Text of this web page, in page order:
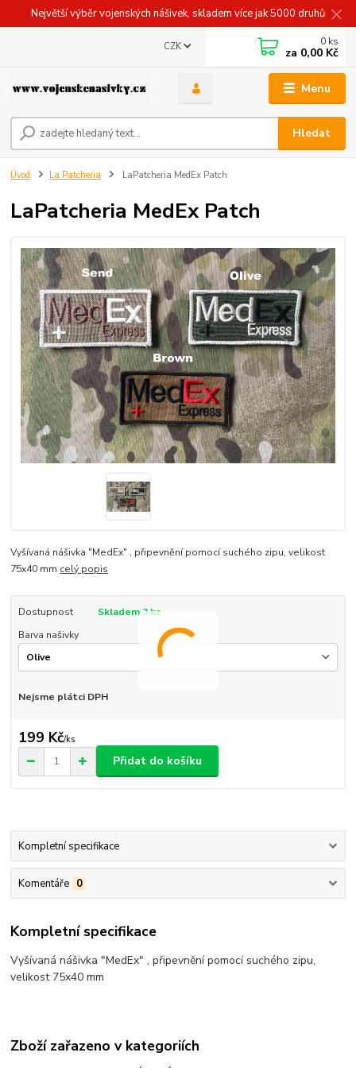
Největší výběr vojenských nášivek, skladem více jak 5000 druhů
Menu
CZK
Hledat
0 ks
za 0,00 Kč
Úvod La Patcheria LaPatcheria MedEx Patch
LaPatcheria MedEx Patch
Vyšívaná nášivka "MedEx" , připevnění pomocí suchého zipu, velikost
75x40 mm celý popis
Dostupnost
Skladem 3 ks
Barva našivky
Nejsme plátci DPH
199 Kč/ks
Přidat do košíku
Kompletní specifikace
Komentáře 0
Kompletní specifikace
Vyšívaná nášivka "MedEx" , připevnění pomocí suchého zipu,
velikost 75x40 mm
Zboží zařazeno v kategoriích